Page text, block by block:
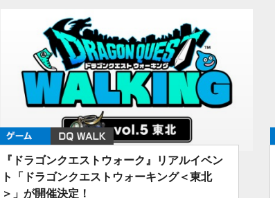
ゲーム DQ WALK
『ドラゴンクエストウォーク』リアルイベン
ト「ドラゴンクエストウォーキング＜東北
＞」が開催決定！